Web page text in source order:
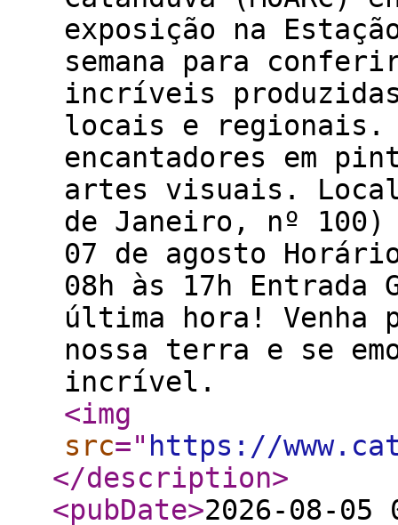
exposição na
semana para
incríveis
locais e regionais.
encantadores em
artes visuais.
de Janeiro, nº
07 de agosto
08h às 17h Entrada
última hora!
nossa terra e se
incrível.
<img
src=" https://
</description>
<pubDate>2026-08-05